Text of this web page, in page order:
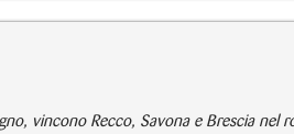
vincono Recco, Savona e Brescia nel